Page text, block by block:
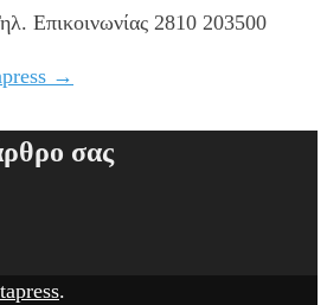
Επικοινωνίας 2810 203500
→
σας
.